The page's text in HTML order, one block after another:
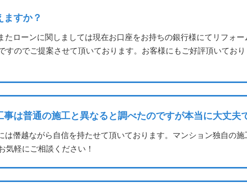
すか？
たローンに関しましては現在お口座をお持ちの銀行様にてリフォ
すのでご提案させて頂いております。お客様にもご好評頂いてお
は普通の施工と異なると調べたのですが本当に大丈夫
は僭越ながら自信を持たせて頂いております。マンション独自の
気軽にご相談ください！